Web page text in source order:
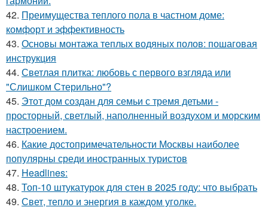
42. Преимущества теплого пола в частном доме:
комфорт и эффективность
43. Основы монтажа теплых водяных полов: пошаговая
инструкция
44. Светлая плитка: любовь с первого взгляда или
"Слишком Стерильно"?
45. Этот дом создан для семьи с тремя детьми -
просторный, светлый, наполненный воздухом и морским
настроением.
46. Какие достопримечательности Москвы наиболее
популярны среди иностранных туристов
47. Headlines:
48. Топ-10 штукатурок для стен в 2025 году: что выбрать
49. Свет, тепло и энергия в каждом уголке.